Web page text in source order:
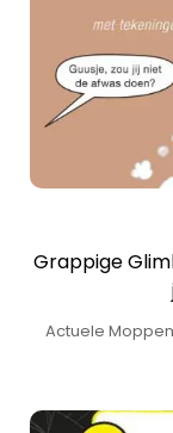
Grappige
Actuele